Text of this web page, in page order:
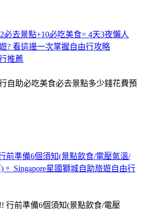
必去景點+10必吃美食= 4天3夜懶人
? 看這邊一次掌握自由行攻略
推薦
前準備6個須知(景點飲食/電壓氣溫/
Singapore星國獅城自助旅遊自由行